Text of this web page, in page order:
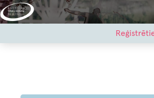
Pārlekt
uz
menu